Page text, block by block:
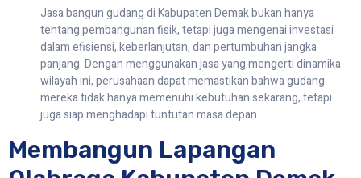
Jasa bangun gudang di Kabupaten Demak bukan hanya
tentang pembangunan fisik, tetapi juga mengenai investasi
dalam efisiensi, keberlanjutan, dan pertumbuhan jangka
panjang. Dengan menggunakan jasa yang mengerti dinamika
wilayah ini, perusahaan dapat memastikan bahwa gudang
mereka tidak hanya memenuhi kebutuhan sekarang, tetapi
juga siap menghadapi tuntutan masa depan.
Membangun Lapangan